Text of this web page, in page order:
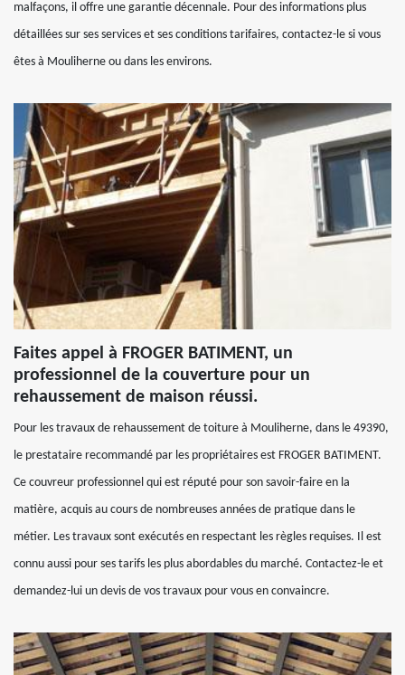
malfaçons, il offre une garantie décennale. Pour des informations plus
détaillées sur ses services et ses conditions tarifaires, contactez-le si vous
êtes à Mouliherne ou dans les environs.
Faites appel à FROGER BATIMENT, un
professionnel de la couverture pour un
rehaussement de maison réussi.
Pour les travaux de rehaussement de toiture à Mouliherne, dans le 49390,
le prestataire recommandé par les propriétaires est FROGER BATIMENT.
Ce couvreur professionnel qui est réputé pour son savoir-faire en la
matière, acquis au cours de nombreuses années de pratique dans le
métier. Les travaux sont exécutés en respectant les règles requises. Il est
connu aussi pour ses tarifs les plus abordables du marché. Contactez-le et
demandez-lui un devis de vos travaux pour vous en convaincre.